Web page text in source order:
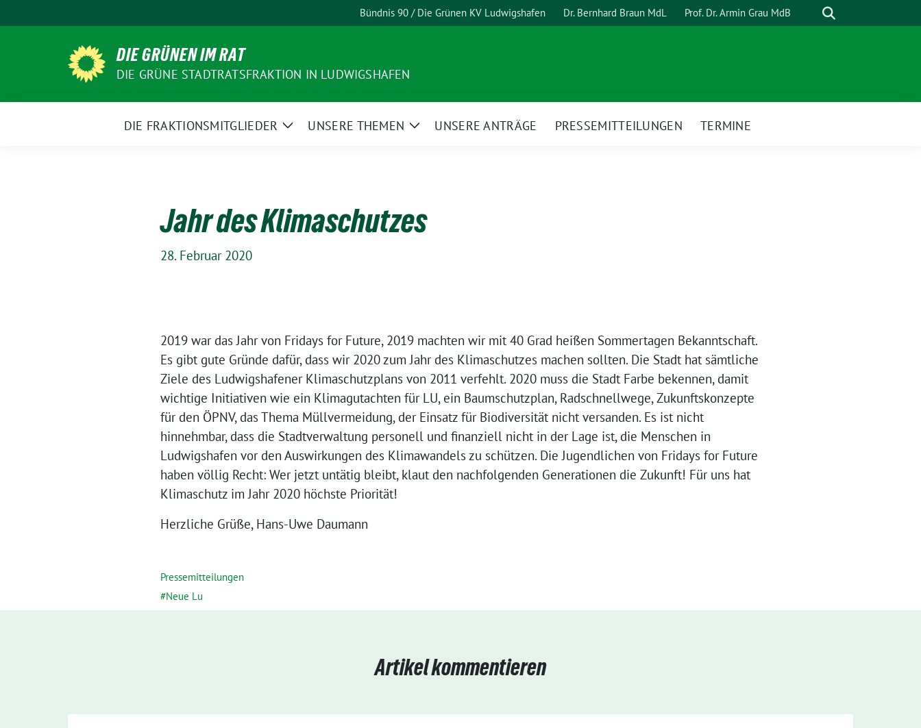
zum
Bündnis 90 / Die Grünen KV Ludwigshafen Dr. Bernhard Braun MdL Prof. Dr. Armin Grau MdB Suche
DIE GRÜNEN IM RAT
DIE GRÜNE STADTRATSFRAKTION IN LUDWIGSHAFEN
DIE FRAKTIONSMITGLIEDER
ZeigeUNSERE THEMEN
ZeigeUNSERE ANTRÄGE PRESSEMITTEILUNGEN TERMINE
Jahr des Klimaschutzes
28. Februar 2020
2019 war das Jahr von Fridays for Future, 2019 machten wir mit 40 Grad heißen Sommertagen Bekanntschaft.
Es gibt gute Gründe dafür, dass wir 2020 zum Jahr des Klimaschutzes machen sollten. Die Stadt hat sämtliche
Ziele des Ludwigshafener Klimaschutzplans von 2011 verfehlt. 2020 muss die Stadt Farbe bekennen, damit
wichtige Initiativen wie ein Klimagutachten für LU, ein Baumschutzplan, Radschnellwege, Zukunftskonzepte
für den ÖPNV, das Thema Müllvermeidung, der Einsatz für Biodiversität nicht versanden. Es ist nicht
hinnehmbar, dass die Stadtverwaltung personell und finanziell nicht in der Lage ist, die Menschen in
Ludwigshafen vor den Auswirkungen des Klimawandels zu schützen. Die Jugendlichen von Fridays for Future
haben völlig Recht: Wer jetzt untätig bleibt, klaut den nachfolgenden Generationen die Zukunft! Für uns hat
Klimaschutz im Jahr 2020 höchste Priorität!
Herzliche Grüße, Hans-Uwe Daumann
Pressemitteilungen
Neue Lu
Artikel kommentieren